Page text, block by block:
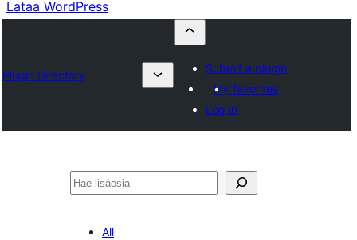
Lataa WordPress
Plugin Directory
Submit a plugin
My favorites
Log in
Etsi
All